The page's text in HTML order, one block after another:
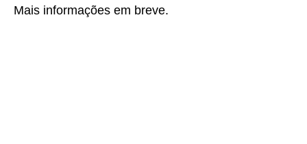
Mais informações em breve.